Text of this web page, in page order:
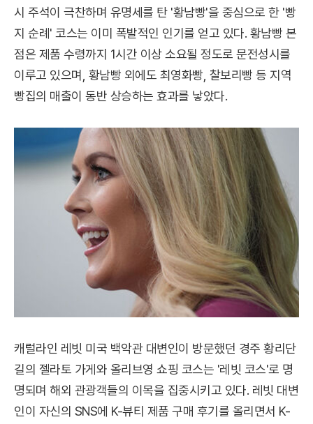
시 주석이 극찬하며 유명세를 탄 '황남빵'을 중심으로 한 '빵
지 순례' 코스는 이미 폭발적인 인기를 얻고 있다. 황남빵 본
점은 제품 수령까지 1시간 이상 소요될 정도로 문전성시를
이루고 있으며, 황남빵 외에도 최영화빵, 찰보리빵 등 지역
빵집의 매출이 동반 상승하는 효과를 낳았다.
캐럴라인 레빗 미국 백악관 대변인이 방문했던 경주 황리단
길의 젤라토 가게와 올리브영 쇼핑 코스는 '레빗 코스'로 명
명되며 해외 관광객들의 이목을 집중시키고 있다. 레빗 대변
인이 자신의 SNS에 K-뷰티 제품 구매 후기를 올리면서 K-